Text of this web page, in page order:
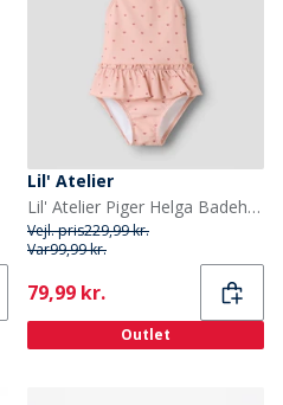
Lil' Atelier
Lil' Atelier Piger Helga Badeheldragt Misty Rose
Vejl. pris229,99 kr.
Var99,99 kr.
Current
79,99 kr.
Outlet